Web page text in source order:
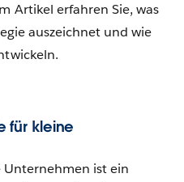
Artikel erfahren Sie, was
auszeichnet und wie
für kleine
Unternehmen ist ein